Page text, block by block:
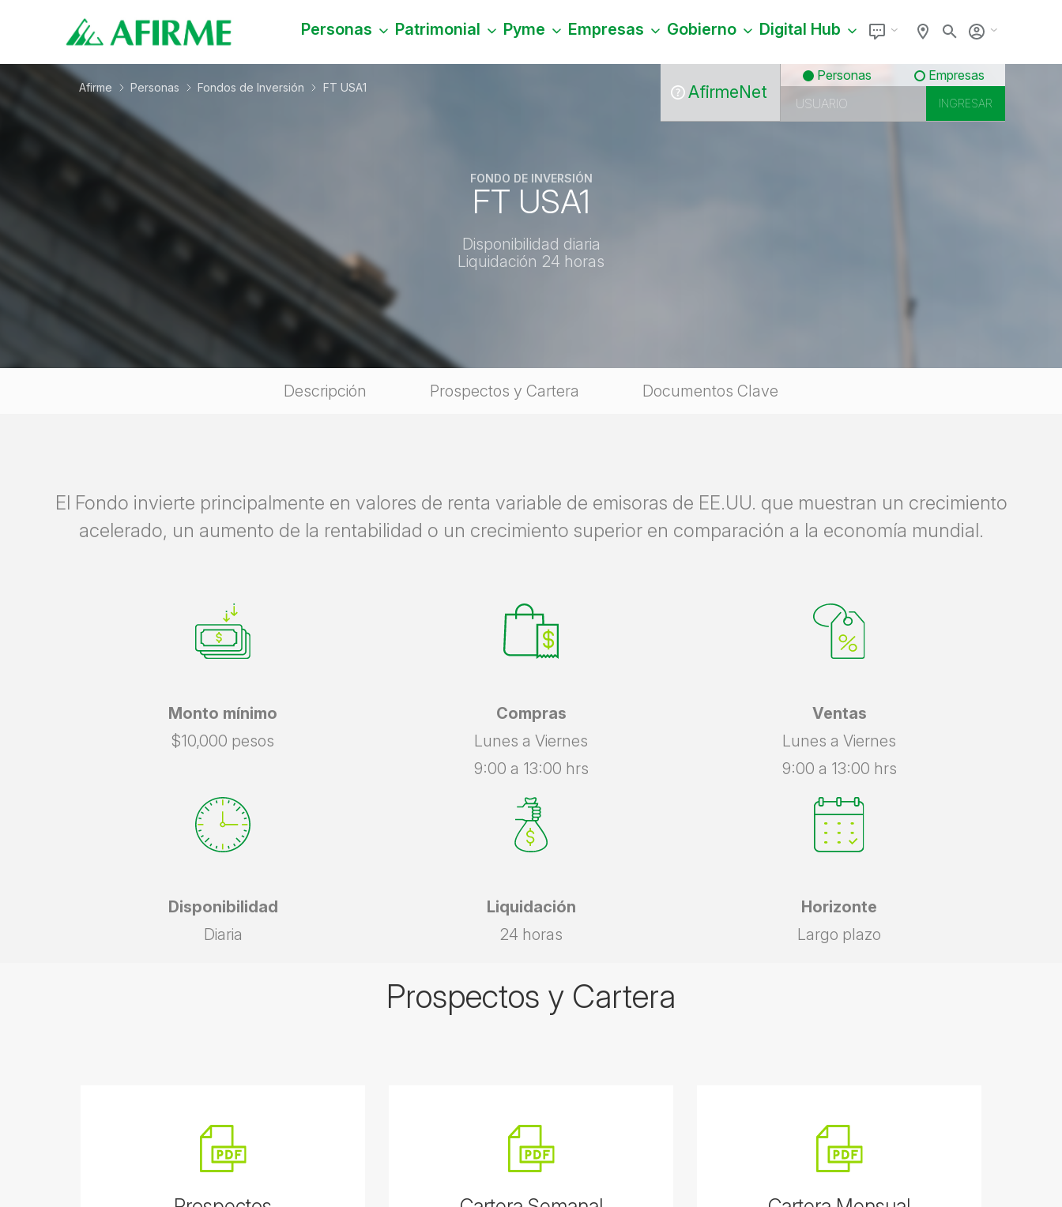
Personas Patrimonial Pyme Empresas Gobierno Digital Hub
AfirmeNet
Personas Empresas
Afirme Personas Fondos de Inversión FT USA1
FONDO DE INVERSIÓN
FT USA1
Disponibilidad diaria
Liquidación 24 horas
Descripción Prospectos y Cartera Documentos Clave
El Fondo invierte principalmente en valores de renta variable de emisoras de EE.UU. que muestran un crecimiento
acelerado, un aumento de la rentabilidad o un crecimiento superior en comparación a la economía mundial.
Monto mínimo
$10,000 pesos
Compras
Lunes a Viernes
9:00 a 13:00 hrs
Ventas
Lunes a Viernes
9:00 a 13:00 hrs
Disponibilidad
Diaria
Liquidación
24 horas
Horizonte
Largo plazo
Prospectos y Cartera